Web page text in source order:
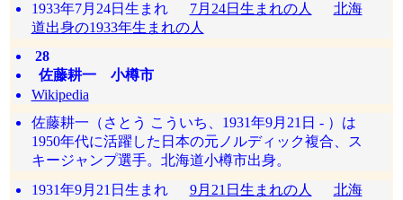
1933年7月24日生まれ 7月24日生まれの人
北海
道出身の1933年生まれの人
28
佐藤耕一 小樽市
Wikipedia
佐藤耕一（さとう こういち、1931年9月21日 - ）は
1950年代に活躍した日本の元ノルディック複合、ス
キージャンプ選手。北海道小樽市出身。
1931年9月21日生まれ 9月21日生まれの人
北海